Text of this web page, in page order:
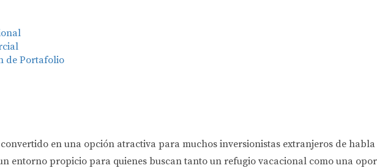
de Portafolio
en una opción atractiva para muchos inversionistas extranjeros de habla
entorno propicio para quienes buscan tanto un refugio vacacional como una